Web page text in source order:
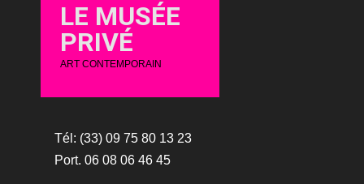
LE MUSÉE
PRIVÉ
ART CONTEMPORAIN
Tél: (33) 09 75 80 13 23
Port. 06 08 06 46 45